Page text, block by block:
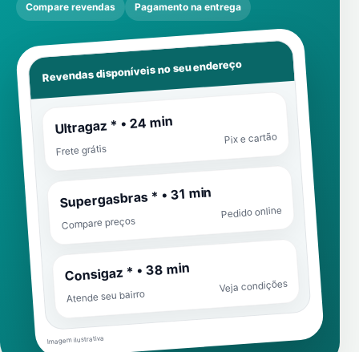
Compare revendas Pagamento na entrega
Revendas disponíveis no seu endereço
Ultragaz * • 24 min
Frete grátis
Pix e cartão
Supergasbras * • 31 min
Compare preços
Pedido online
Consigaz * • 38 min
Atende seu bairro
Veja condições
Imagem ilustrativa